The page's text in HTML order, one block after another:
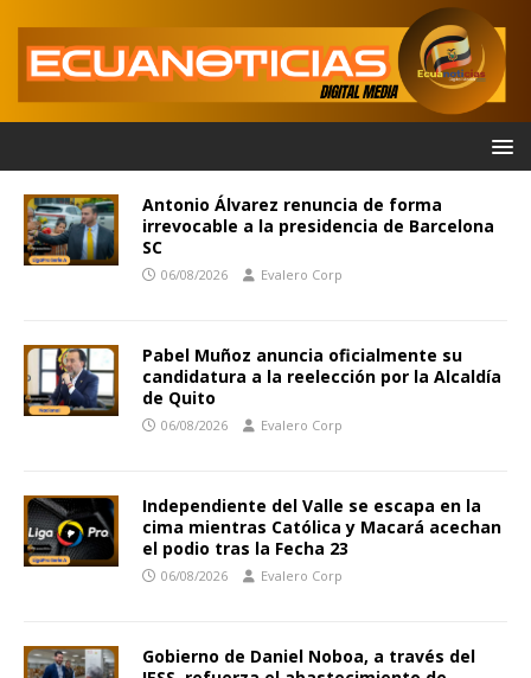
Antonio Álvarez renuncia de forma
irrevocable a la presidencia de Barcelona
SC
06/08/2026 Evalero Corp
Pabel Muñoz anuncia oficialmente su
candidatura a la reelección por la Alcaldía
de Quito
06/08/2026 Evalero Corp
Independiente del Valle se escapa en la
cima mientras Católica y Macará acechan
el podio tras la Fecha 23
06/08/2026 Evalero Corp
Gobierno de Daniel Noboa, a través del